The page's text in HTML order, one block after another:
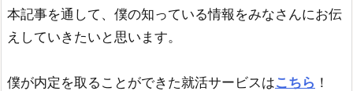
本記事を通して、僕の知っている情報をみなさんにお伝
えしていきたいと思います。
僕が内定を取ることができた就活サービスはこちら ！